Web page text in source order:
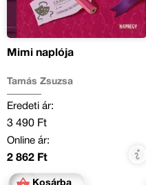
Mimi naplója
Tamás Zsuzsa
Eredeti ár:
3 490 Ft
Online ár:
2 862 Ft
Kosárba